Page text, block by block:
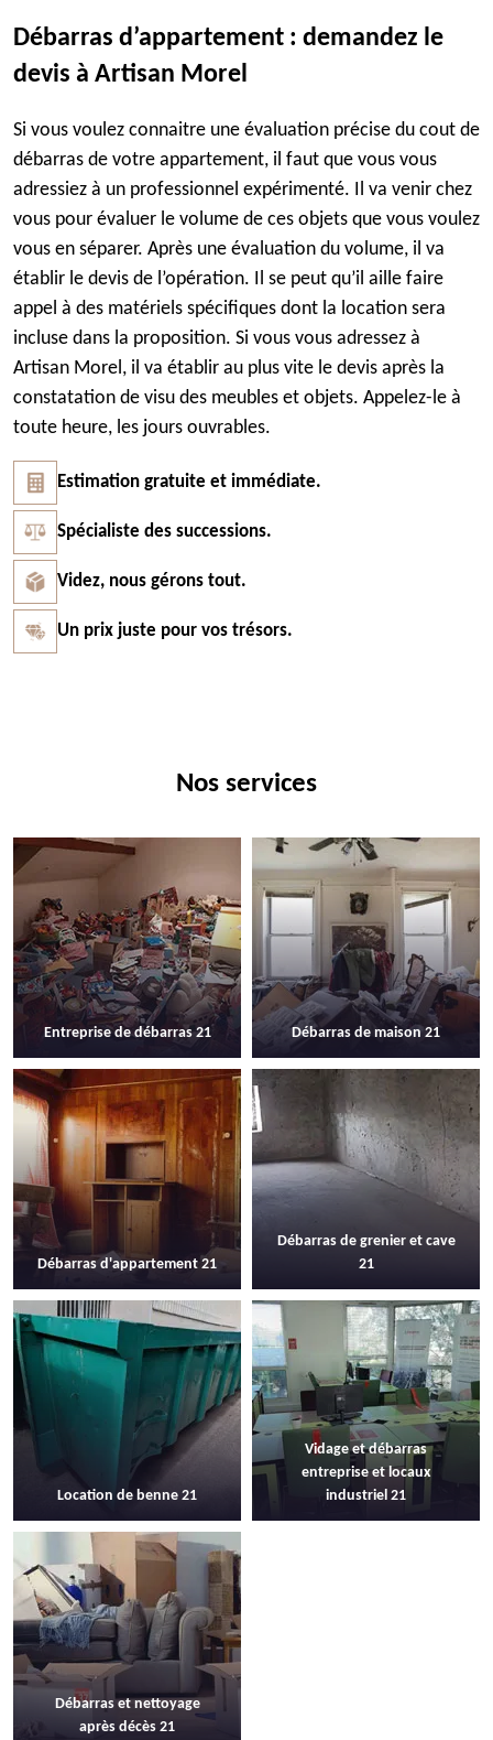
Débarras d’appartement : demandez le
devis à Artisan Morel
Si vous voulez connaitre une évaluation précise du cout de
débarras de votre appartement, il faut que vous vous
adressiez à un professionnel expérimenté. Il va venir chez
vous pour évaluer le volume de ces objets que vous voulez
vous en séparer. Après une évaluation du volume, il va
établir le devis de l’opération. Il se peut qu’il aille faire
appel à des matériels spécifiques dont la location sera
incluse dans la proposition. Si vous vous adressez à
Artisan Morel, il va établir au plus vite le devis après la
constatation de visu des meubles et objets. Appelez-le à
toute heure, les jours ouvrables.
Estimation gratuite et immédiate.
Spécialiste des successions.
Videz, nous gérons tout.
Un prix juste pour vos trésors.
Nos services
Entreprise de débarras 21 Débarras de maison 21
Débarras d'appartement 21
Débarras de grenier et cave
21
Location de benne 21
Vidage et débarras
entreprise et locaux
industriel 21
Débarras et nettoyage
après décès 21